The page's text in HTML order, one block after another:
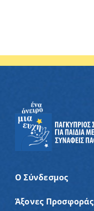
Ο Σύνδεσμος
Άξονες Προσφοράς